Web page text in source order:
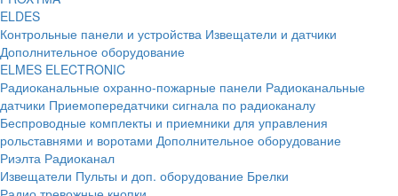
ELDES
Контрольные панели и устройства Извещатели и датчики
Дополнительное оборудование
ELMES ELECTRONIC
Радиоканальные охранно-пожарные панели Радиоканальные
датчики Приемопередатчики сигнала по радиоканалу
Беспроводные комплекты и приемники для управления
рольставнями и воротами Дополнительное оборудование
Риэлта Радиоканал
Извещатели Пульты и доп. оборудование Брелки